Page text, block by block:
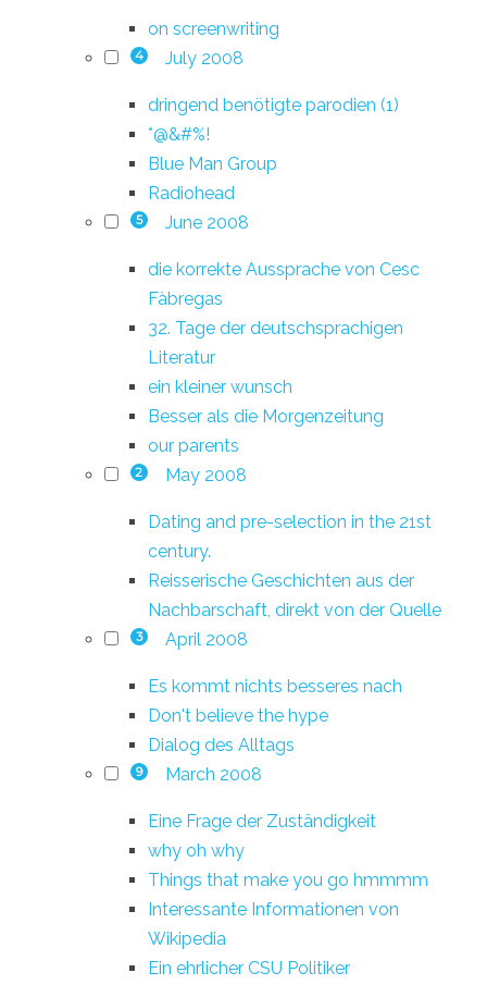
on screenwriting
4 July 2008
dringend benötigte parodien (1)
*@&#%!
Blue Man Group
Radiohead
5 June 2008
die korrekte Aussprache von Cesc
Fàbregas
32. Tage der deutschsprachigen
Literatur
ein kleiner wunsch
Besser als die Morgenzeitung
our parents
2 May 2008
Dating and pre-selection in the 21st
century.
Reisserische Geschichten aus der
Nachbarschaft, direkt von der Quelle
3 April 2008
Es kommt nichts besseres nach
Don't believe the hype
Dialog des Alltags
9 March 2008
Eine Frage der Zuständigkeit
why oh why
Things that make you go hmmmm
Interessante Informationen von
Wikipedia
Ein ehrlicher CSU Politiker